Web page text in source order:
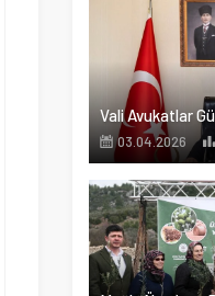
Vali Avukatlar
03.04.2026